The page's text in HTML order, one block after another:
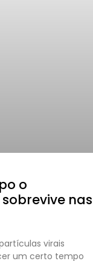
o
nas
virais
um certo tempo